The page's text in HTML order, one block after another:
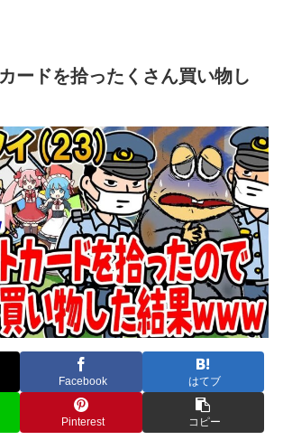
ードを拾ったくさん買い物し
Facebook はてブ
Pinterest コピー